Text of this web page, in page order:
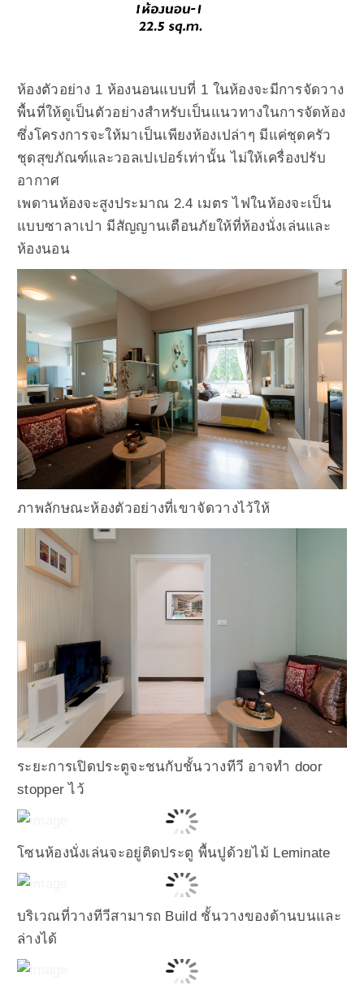
ห้องตัวอย่าง 1 ห้องนอนแบบที่ 1 ในห้องจะมีการจัดวาง
พื้นที่ให้ดูเป็นตัวอย่างสำหรับเป็นแนวทางในการจัดห้อง
ซึ่งโครงการจะให้มาเป็นเพียงห้องเปล่าๆ มีแค่ชุดครัว
ชุดสุขภัณฑ์และวอลเปเปอร์เท่านั้น ไม่ให้เครื่องปรับ
อากาศ
เพดานห้องจะสูงประมาณ 2.4 เมตร ไฟในห้องจะเป็น
แบบซาลาเปา มีสัญญานเตือนภัยให้ที่ห้องนั่งเล่นและ
ห้องนอน
ภาพลักษณะห้องตัวอย่างที่เขาจัดวางไว้ให้
ระยะการเปิดประตูจะชนกับชั้นวางทีวี อาจทำ door
stopper ไว้
โซนห้องนั่งเล่นจะอยู่ติดประตู พื้นปูด้วยไม้ Leminate
บริเวณที่วางทีวีสามารถ Build ชั้นวางของด้านบนและ
ล่างได้